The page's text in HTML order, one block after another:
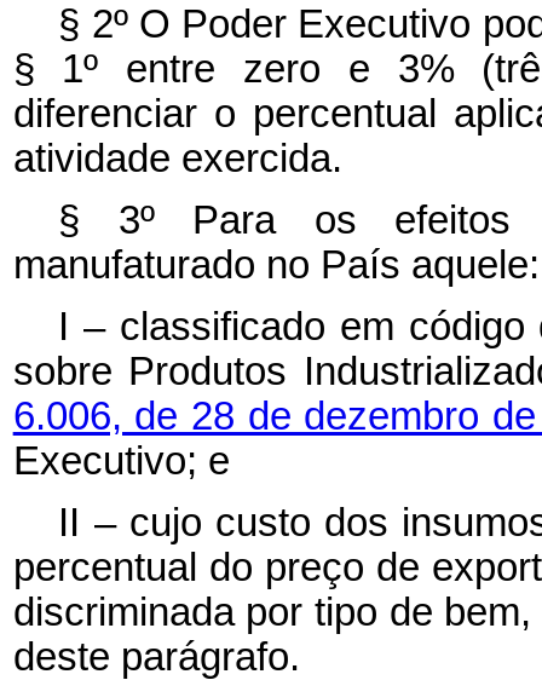
§ 2º O Poder Executivo
§ 1º entre zero e 3%
diferenciar o percentual
atividade exercida.
§ 3º Para os efeitos
manufaturado no País aquele:
I – classificado em
sobre Produtos
6.006, de 28 de dezembro
Executivo; e
II – cujo custo dos
percentual do preço de
discriminada por tipo de
deste parágrafo.